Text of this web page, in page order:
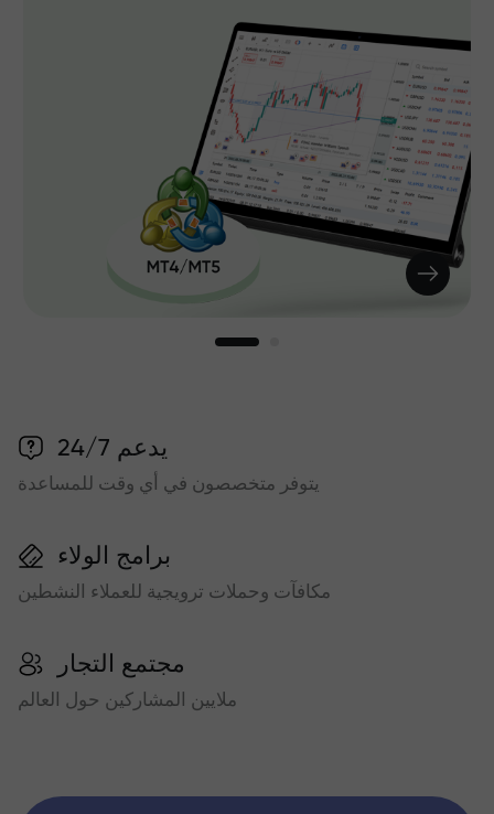
يدعم 24/7
يتوفر متخصصون في أي وقت للمساعدة
برامج الولاء
مكافآت وحملات ترويجية للعملاء النشطين
مجتمع التجار
ملايين المشاركين حول العالم